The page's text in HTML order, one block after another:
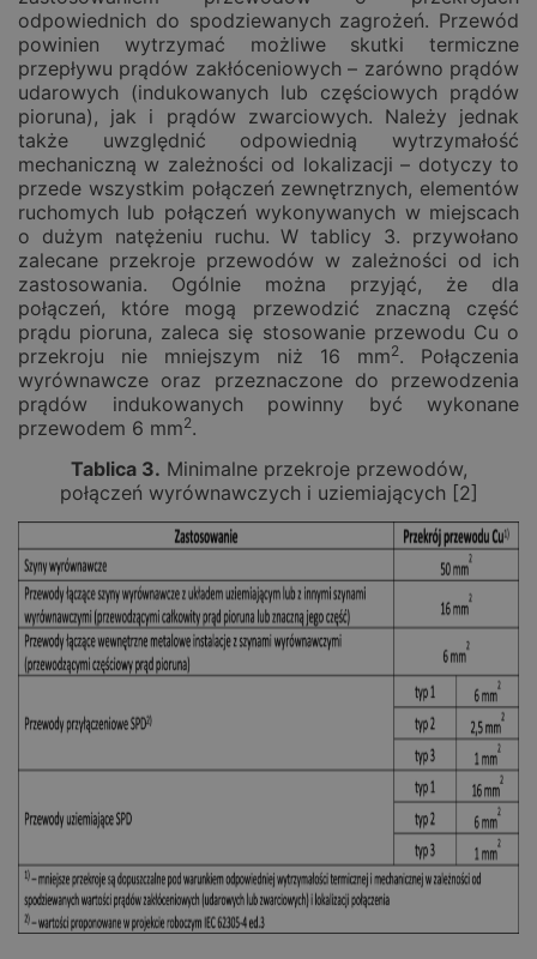
odpowiednich do spodziewanych zagrożeń. Przewód
powinien wytrzymać możliwe skutki termiczne
przepływu prądów zakłóceniowych – zarówno prądów
udarowych (indukowanych lub częściowych prądów
pioruna), jak i prądów zwarciowych. Należy jednak
także uwzględnić odpowiednią wytrzymałość
mechaniczną w zależności od lokalizacji – dotyczy to
przede wszystkim połączeń zewnętrznych, elementów
ruchomych lub połączeń wykonywanych w miejscach
o dużym natężeniu ruchu. W tablicy 3. przywołano
zalecane przekroje przewodów w zależności od ich
zastosowania. Ogólnie można przyjąć, że dla
połączeń, które mogą przewodzić znaczną część
prądu pioruna, zaleca się stosowanie przewodu Cu o
przekroju nie mniejszym niż 16 mm2. Połączenia
wyrównawcze oraz przeznaczone do przewodzenia
prądów indukowanych powinny być wykonane
przewodem 6 mm2.
Tablica 3. Minimalne przekroje przewodów,
połączeń wyrównawczych i uziemiających [2]